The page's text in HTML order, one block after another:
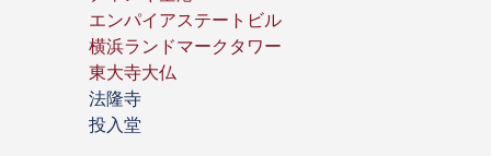
エンパイアステートビル
横浜ランドマークタワー
東大寺大仏
法隆寺
投入堂